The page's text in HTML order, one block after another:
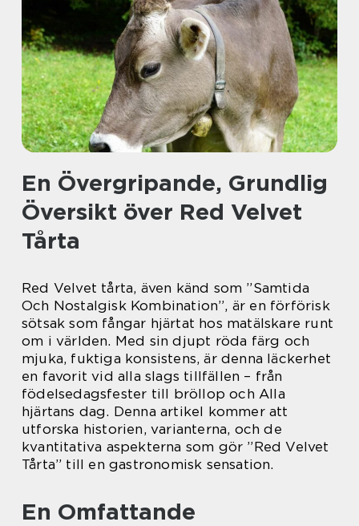
En Övergripande, Grundlig
Översikt över Red Velvet
Tårta
Red Velvet tårta, även känd som ”Samtida
Och Nostalgisk Kombination”, är en förförisk
sötsak som fångar hjärtat hos matälskare runt
om i världen. Med sin djupt röda färg och
mjuka, fuktiga konsistens, är denna läckerhet
en favorit vid alla slags tillfällen – från
födelsedagsfester till bröllop och Alla
hjärtans dag. Denna artikel kommer att
utforska historien, varianterna, och de
kvantitativa aspekterna som gör ”Red Velvet
Tårta” till en gastronomisk sensation.
En Omfattande